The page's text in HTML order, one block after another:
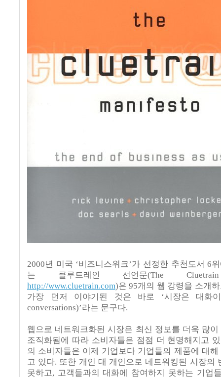
2000년 미국 ‘비즈니스위크’가 선정한 추천도서 6
는 클루트레인 선언문(The
http://www.cluetrain.com)은 95개의 웹 강령을 소개
가장 먼저 이야기된 것은 바로 ‘시장은 대화이
conversations)’라는 문구다.
웹으로 네트워크화된 시장은 최신 정보를 더욱 많
조직화됨에 따라 소비자들은 점점 더 현명해지고
의 소비자들은 이제 기업보다 기업들의 제품에 대
고 있다. 또한 개인 대 개인으로 네트워킹된 시장의
못하고, 고객들과의 대화에 참여하지 못하는 기업